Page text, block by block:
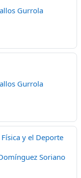
Gurrola
Gurrola
y el Deporte
Soriano